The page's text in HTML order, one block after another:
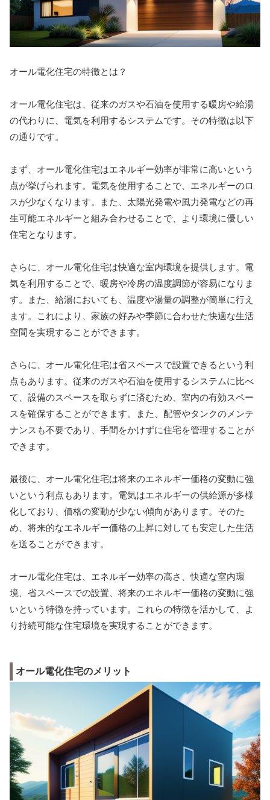
オール電化住宅の特徴とは？
オール電化住宅は、従来のガスや石油を使用する暖房や給湯
の代わりに、電気を利用するシステムです。その特徴は以下
の通りです。
まず、オール電化住宅はエネルギー効率が非常に高いという
点が挙げられます。電気を使用することで、エネルギーのロ
スが少なくなります。また、太陽光発電や風力発電などの再
生可能エネルギーと組み合わせることで、より環境に優しい
住宅となります。
さらに、オール電化住宅は快適な室内環境を提供します。電
気を利用することで、暖房や冷房の温度調節が容易になりま
す。また、給湯においても、温度や湯量の調整が簡単に行え
ます。これにより、家族の好みや季節に合わせた快適な生活
空間を実現することができます。
さらに、オール電化住宅は省スペースで設置できるという利
点もあります。従来のガスや石油を使用するシステムに比べ
て、設備のスペースを取らずに済むため、室内の有効スペー
スを確保することができます。また、配管やタンクのメンテ
ナンスも不要であり、手間をかけずに住宅を管理することが
できます。
最後に、オール電化住宅は将来のエネルギー価格の変動に強
いという利点もあります。電気はエネルギーの供給源が多様
化しており、価格の変動が少ない傾向があります。そのた
め、将来的なエネルギー価格の上昇に対しても安定した生活
を送ることができます。
オール電化住宅は、エネルギー効率の高さ、快適な室内環
境、省スペースでの設置、将来のエネルギー価格の変動に強
いという特徴を持っています。これらの特徴を活かして、よ
り持続可能な住宅環境を実現することができます。
オール電化住宅のメリット